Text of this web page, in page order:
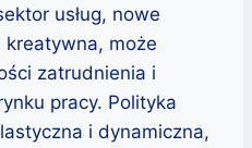
usług, nowe
może
zatrudnienia i
pracy. Polityka
i dynamiczna,